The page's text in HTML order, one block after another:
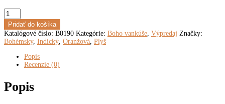
množstvo
Indická
dekoračná
obliečka
„Tasilo“
Pridať do košíka
Katalógové číslo: B0190 Kategórie: Boho vankúše Výpredaj Značky:
Bohémsky, Indický Oranžová Plyš
Popis
Recenzie (0)
Popis